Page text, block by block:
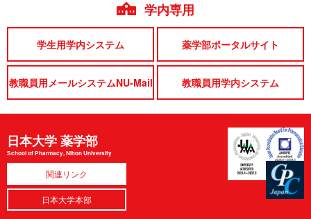
学内専用
学生用学内システム 薬学部ポータルサイト
教職員用メールシステムNU-Mail 教職員用学内システム
日本大学 薬学部
School of Pharmacy, Nihon University
関連リンク
日本大学本部